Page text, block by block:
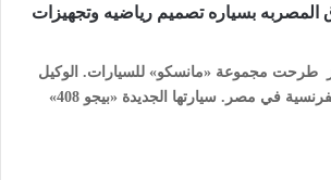
السوق المصربه بسياره تصميم رياضيه وتجهيزات
طرحت مجموعة «مانسكو» للسيارات. الوكيل
الحصري لعلامة بيجو الفرنسية في مصر. سيارتها الجديدة «بيجو 408»